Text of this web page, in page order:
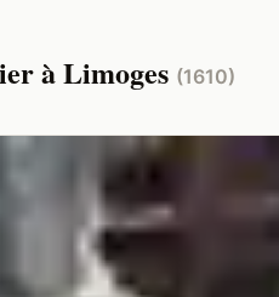
à Limoges (1610)